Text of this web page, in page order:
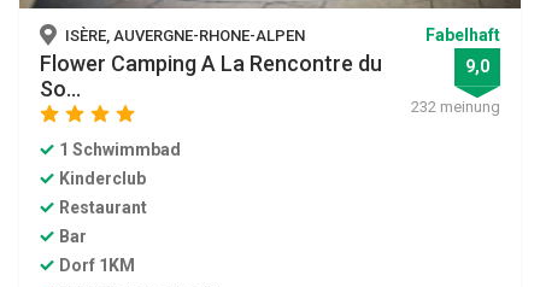
ISÈRE, AUVERGNE-RHONE-ALPEN
Flower Camping A La Rencontre du
So...
star star star
Fabelhaft
9,0
232 meinung
1 Schwimmbad
Kinderclub
Restaurant
Bar
Dorf 1KM